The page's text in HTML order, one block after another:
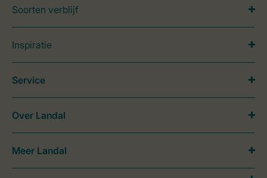
Soorten verblijf
Inspiratie
Service
Over Landal
Meer Landal